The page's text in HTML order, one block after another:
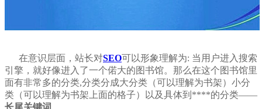
在意识层面，站长对SEO可以形象理解为: 当用户进入搜索
引擎，就好像进入了一个偌大的图书馆。那么在这个图书馆里
面有非常多的分类,分类分成大分类（可以理解为书架）小分
类（可以理解为书架上面的格子）以及具体到****的分类——
长尾关键词